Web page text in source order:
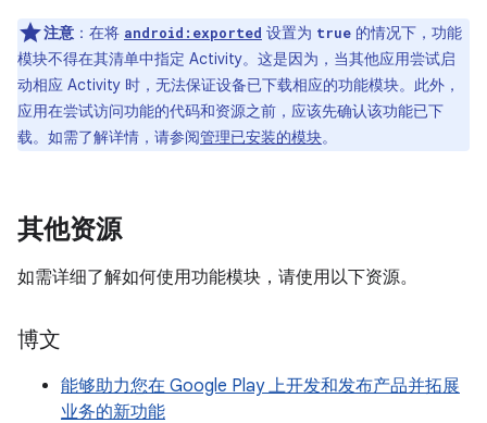
注意 ：在将 android:exported 设置为 true 的情况下，功能
模块不得在其清单中指定 Activity。这是因为，当其他应用尝试启
动相应 Activity 时，无法保证设备已下载相应的功能模块。此外，
应用在尝试访问功能的代码和资源之前，应该先确认该功能已下
载。如需了解详情，请参阅管理已安装的模块。
其他资源
如需详细了解如何使用功能模块，请使用以下资源。
博文
能够助力您在 Google Play 上开发和发布产品并拓展
业务的新功能